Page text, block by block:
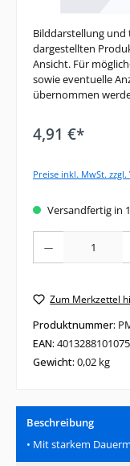
Bilddarstellung und
dargestellten
Ansicht. Für
sowie eventuelle
übernommen
4,91 €*
Preise inkl. MwSt.
Versandfertig in
Produkt Anzahl: Gib
Zum Merkzettel
Produktnummer:
EAN: 4013288101075
Gewicht: 0,02 kg
Beschreibung
• Mit starkem